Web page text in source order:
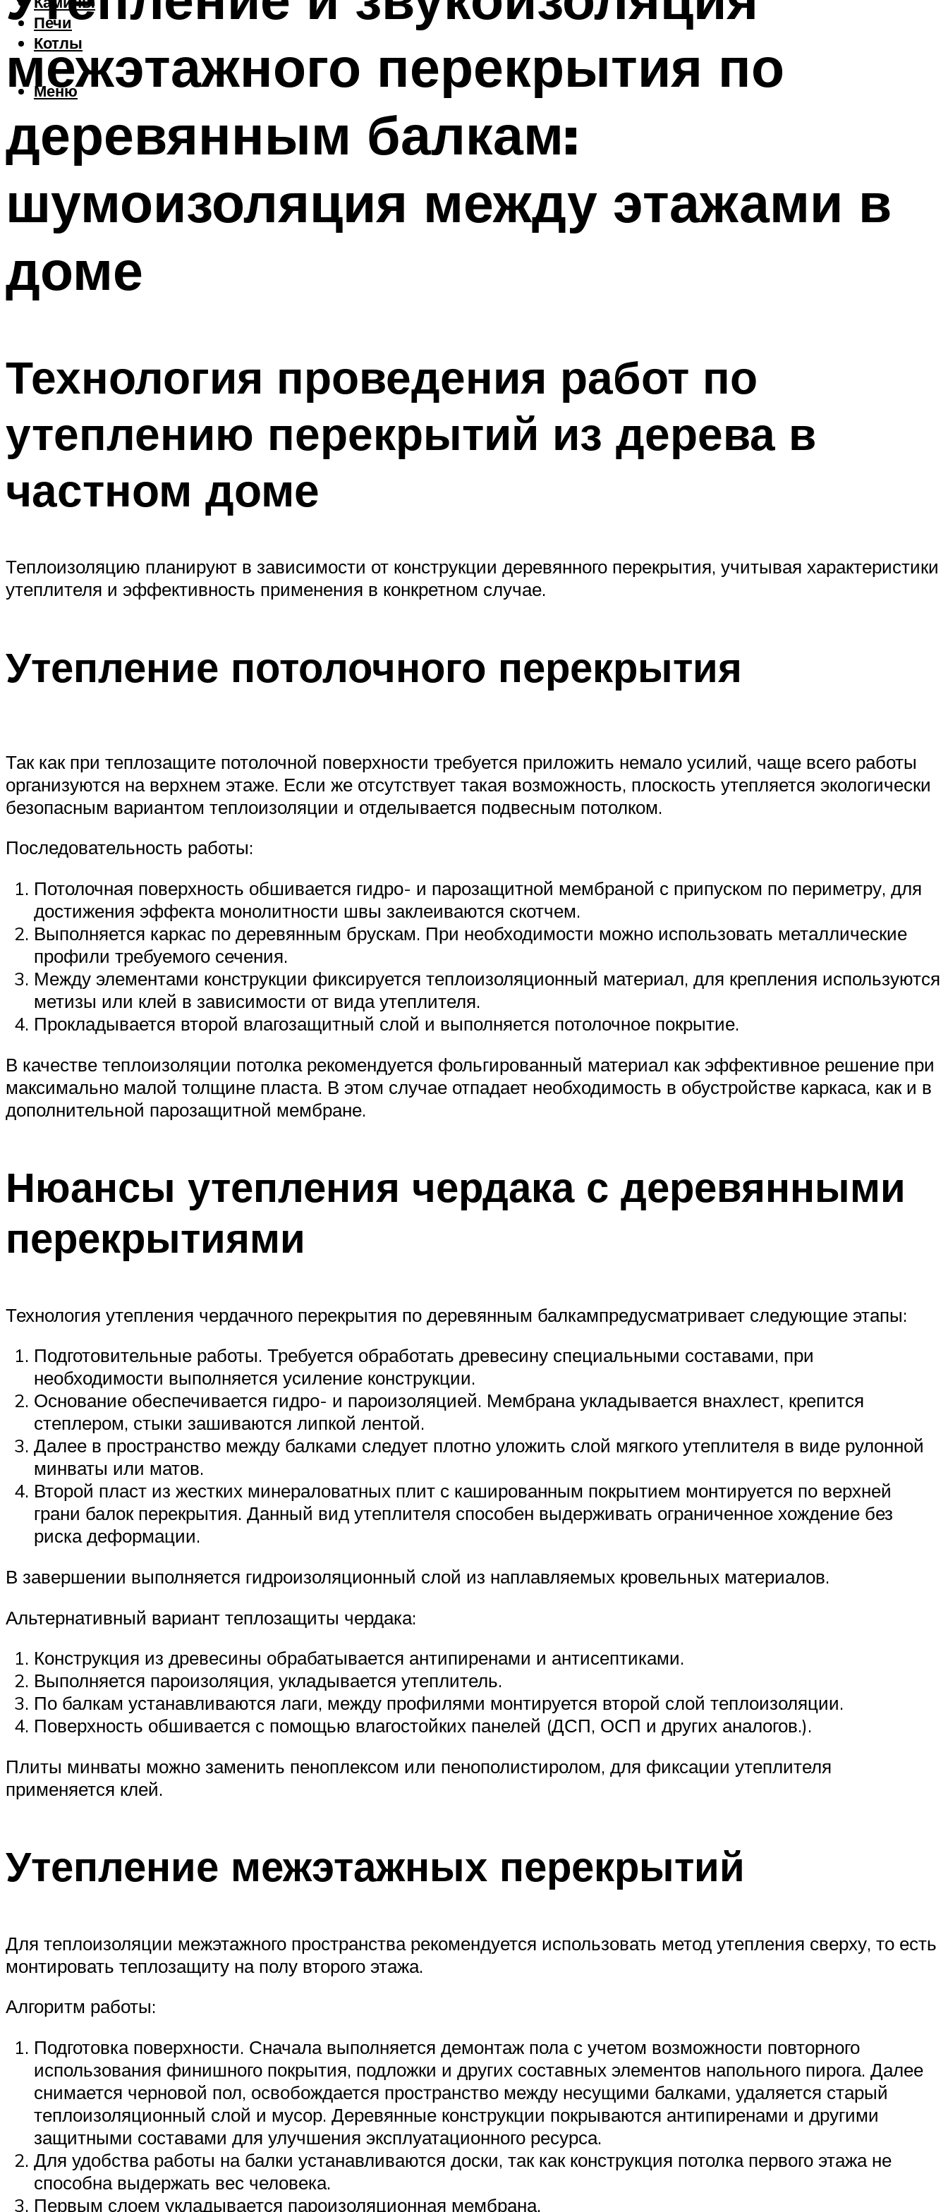
Печи
Котлы
Меню
межэтажного перекрытия по
деревянным балкам:
шумоизоляция между этажами в
доме
Технология проведения работ по
утеплению перекрытий из дерева в
частном доме
Теплоизоляцию планируют в зависимости от конструкции деревянного перекрытия, учитывая характеристики
утеплителя и эффективность применения в конкретном случае.
Утепление потолочного перекрытия
Так как при теплозащите потолочной поверхности требуется приложить немало усилий, чаще всего работы
организуются на верхнем этаже. Если же отсутствует такая возможность, плоскость утепляется экологически
безопасным вариантом теплоизоляции и отделывается подвесным потолком.
Последовательность работы:
Потолочная поверхность обшивается гидро- и парозащитной мембраной с припуском по периметру, для
достижения эффекта монолитности швы заклеиваются скотчем.
Выполняется каркас по деревянным брускам. При необходимости можно использовать металлические
профили требуемого сечения.
Между элементами конструкции фиксируется теплоизоляционный материал, для крепления используются
метизы или клей в зависимости от вида утеплителя.
Прокладывается второй влагозащитный слой и выполняется потолочное покрытие.
В качестве теплоизоляции потолка рекомендуется фольгированный материал как эффективное решение при
максимально малой толщине пласта. В этом случае отпадает необходимость в обустройстве каркаса, как и в
дополнительной парозащитной мембране.
Нюансы утепления чердака с деревянными
перекрытиями
Технология утепления чердачного перекрытия по деревянным балкампредусматривает следующие этапы:
Подготовительные работы. Требуется обработать древесину специальными составами, при
необходимости выполняется усиление конструкции.
Основание обеспечивается гидро- и пароизоляцией. Мембрана укладывается внахлест, крепится
степлером, стыки зашиваются липкой лентой.
Далее в пространство между балками следует плотно уложить слой мягкого утеплителя в виде рулонной
минваты или матов.
Второй пласт из жестких минераловатных плит с кашированным покрытием монтируется по верхней
грани балок перекрытия. Данный вид утеплителя способен выдерживать ограниченное хождение без
риска деформации.
В завершении выполняется гидроизоляционный слой из наплавляемых кровельных материалов.
Альтернативный вариант теплозащиты чердака:
Конструкция из древесины обрабатывается антипиренами и антисептиками.
Выполняется пароизоляция, укладывается утеплитель.
По балкам устанавливаются лаги, между профилями монтируется второй слой теплоизоляции.
Поверхность обшивается с помощью влагостойких панелей (ДСП, ОСП и других аналогов.).
Плиты минваты можно заменить пеноплексом или пенополистиролом, для фиксации утеплителя
применяется клей.
Утепление межэтажных перекрытий
Для теплоизоляции межэтажного пространства рекомендуется использовать метод утепления сверху, то есть
монтировать теплозащиту на полу второго этажа.
Алгоритм работы:
Подготовка поверхности. Сначала выполняется демонтаж пола с учетом возможности повторного
использования финишного покрытия, подложки и других составных элементов напольного пирога. Далее
снимается черновой пол, освобождается пространство между несущими балками, удаляется старый
теплоизоляционный слой и мусор. Деревянные конструкции покрываются антипиренами и другими
защитными составами для улучшения эксплуатационного ресурса.
Для удобства работы на балки устанавливаются доски, так как конструкция потолка первого этажа не
способна выдержать вес человека.
Первым слоем укладывается пароизоляционная мембрана.